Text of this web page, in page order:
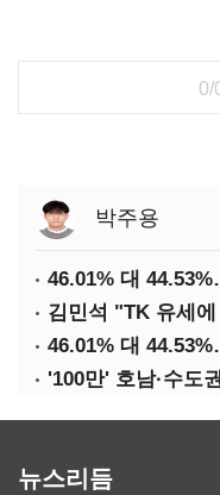
0/
박주용
46.01% 대
'100만' 호남·수도
뉴스리듬